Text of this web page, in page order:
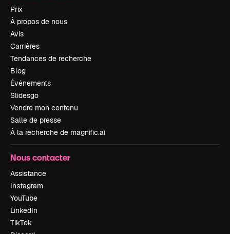
Prix
À propos de nous
Avis
Carrières
Tendances de recherche
Blog
Événements
Slidesgo
Vendre mon contenu
Salle de presse
À la recherche de magnific.ai
Nous contacter
Assistance
Instagram
YouTube
LinkedIn
TikTok